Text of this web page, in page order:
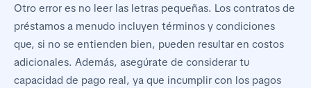
Otro error es no leer las letras pequeñas. Los contratos de
préstamos a menudo incluyen términos y condiciones
que, si no se entienden bien, pueden resultar en costos
adicionales. Además, asegúrate de considerar tu
capacidad de pago real, ya que incumplir con los pagos